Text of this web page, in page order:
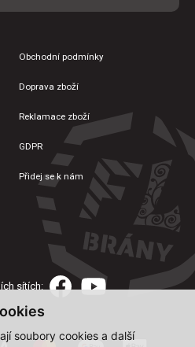
soubory cookies a další
Obchodní podmínky
Doprava zboží
Reklamace zboží
GDPR
Přidej se k nám
sítích: